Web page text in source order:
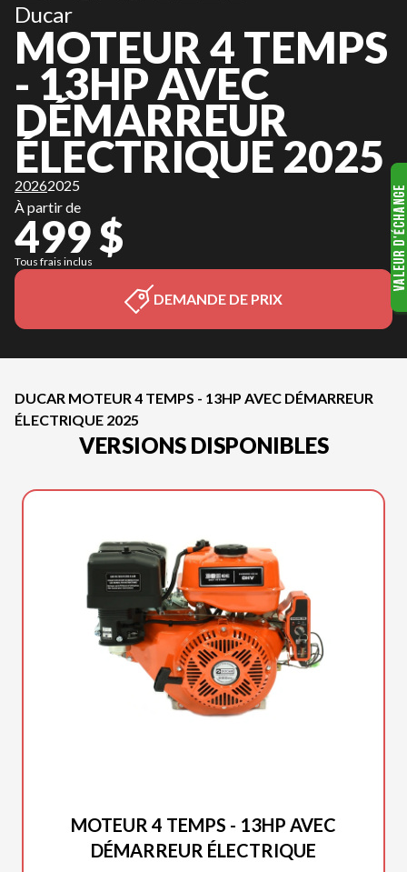
Ducar
MOTEUR 4 TEMPS
- 13HP AVEC
DÉMARREUR
ÉLECTRIQUE 2025
20262025
À partir de
499 $
Tous frais inclus
DEMANDE DE PRIX
DUCAR MOTEUR 4 TEMPS - 13HP AVEC DÉMARREUR
ÉLECTRIQUE 2025
VERSIONS DISPONIBLES
MOTEUR 4 TEMPS - 13HP AVEC
DÉMARREUR ÉLECTRIQUE